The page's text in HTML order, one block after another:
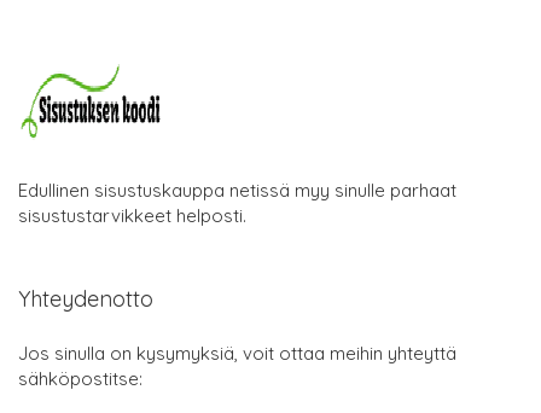
Edullinen sisustuskauppa netissä myy sinulle parhaat
sisustustarvikkeet helposti.
Yhteydenotto
Jos sinulla on kysymyksiä, voit ottaa meihin yhteyttä
sähköpostitse: